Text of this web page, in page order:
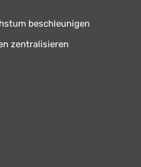
beschleunigen
zentralisieren